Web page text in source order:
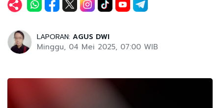
LAPORAN: AGUS DWI
Minggu, 04 Mei 2025, 07:00 WIB